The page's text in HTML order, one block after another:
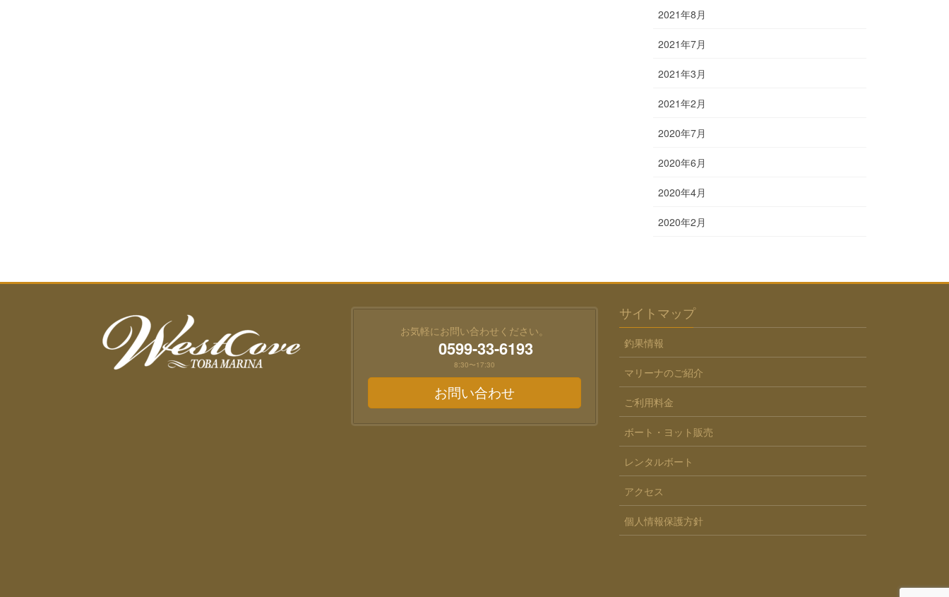
2021年8月
2021年7月
2021年3月
2021年2月
2020年7月
2020年6月
2020年4月
2020年2月
お気軽にお問い合わせください。
0599-33-6193
8:30〜17:30
お問い合わせ
サイトマップ
釣果情報
マリーナのご紹介
ご利用料金
ボート・ヨット販売
レンタルボート
アクセス
個人情報保護方針